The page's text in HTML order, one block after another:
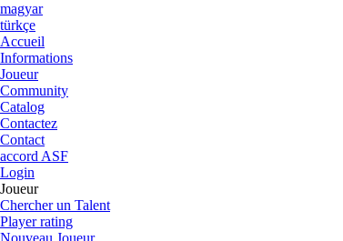
magyar
türkçe
Accueil
Informations
Joueur
Community
Catalog
Contactez
Contact
accord ASF
Login
Joueur
Chercher un Talent
Player rating
Nouveau Joueur